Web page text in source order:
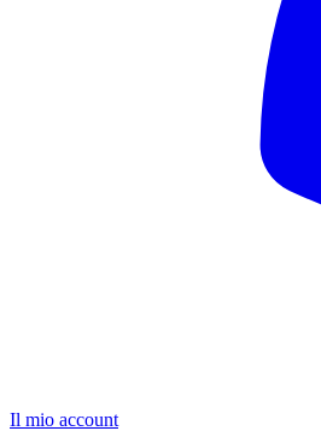
Il mio account